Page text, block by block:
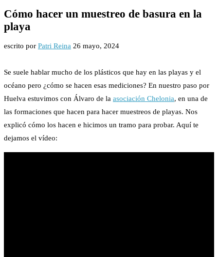
Cómo hacer un muestreo de basura en la
playa
escrito por Patri Reina 26 mayo, 2024
Se suele hablar mucho de los plásticos que hay en las playas y el
océano pero ¿cómo se hacen esas mediciones? En nuestro paso por
Huelva estuvimos con Álvaro de la asociación Chelonia, en una de
las formaciones que hacen para hacer muestreos de playas. Nos
explicó cómo los hacen e hicimos un tramo para probar. Aquí te
dejamos el vídeo: